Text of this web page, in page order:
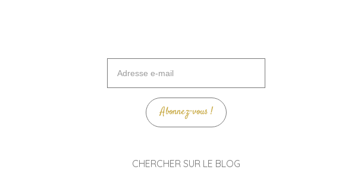
mail
Abonnez-vous !
CHERCHER SUR LE BLOG